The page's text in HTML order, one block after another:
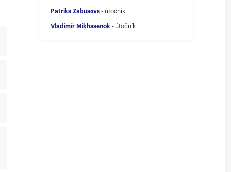
Patriks Zabusovs - útočník
Vladimír Mikhasenok - útočník